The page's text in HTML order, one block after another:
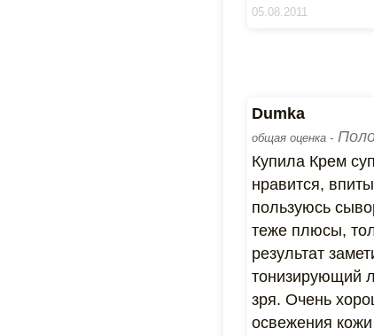
05.08.2011
Dumka
общая оценка -
Купила Крем
нравится,
пользуюсь
теже плюсы,
результат
тонизирующий
зря. Очень
освежения